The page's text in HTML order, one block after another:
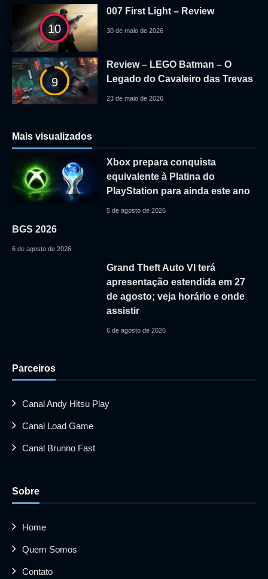
10
007 First Light – Review
30 de maio de 2026
9
Review – LEGO Batman – O
Legado do Cavaleiro das Trevas
23 de maio de 2026
Mais visualizados
Xbox prepara conquista
equivalente à Platina do
PlayStation para ainda este ano
5 de agosto de 2026
BGS 2026
6 de agosto de 2026
Grand Theft Auto VI terá
apresentação estendida em 27
de agosto; veja horário e onde
assistir
6 de agosto de 2026
Parceiros
Canal Andy Hitsu Play
Canal Load Game
Canal Brunno Fast
Sobre
Home
Quem Somos
Contato